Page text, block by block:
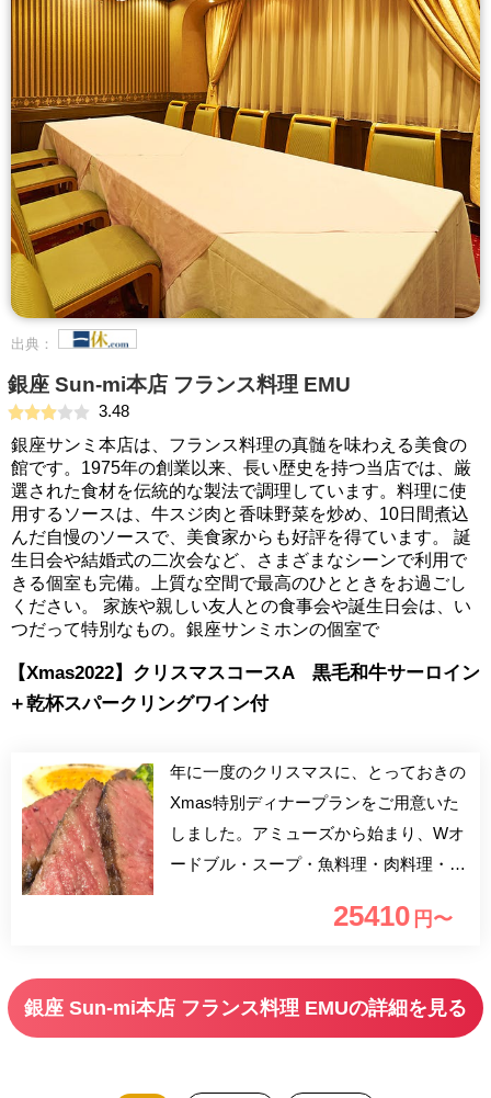
出典：
銀座 Sun‐mi本店 フランス料理 EMU
3.48
銀座サンミ本店は、フランス料理の真髄を味わえる美食の
館です。1975年の創業以来、長い歴史を持つ当店では、厳
選された食材を伝統的な製法で調理しています。料理に使
用するソースは、牛スジ肉と香味野菜を炒め、10日間煮込
んだ自慢のソースで、美食家からも好評を得ています。 誕
生日会や結婚式の二次会など、さまざまなシーンで利用で
きる個室も完備。上質な空間で最高のひとときをお過ごし
ください。 家族や親しい友人との食事会や誕生日会は、い
つだって特別なもの。銀座サンミホンの個室で
【Xmas2022】クリスマスコースA 黒毛和牛サーロイン
＋乾杯スパークリングワイン付
年に一度のクリスマスに、とっておきの
Xmas特別ディナープランをご用意いた
しました。アミューズから始まり、Wオ
ードブル・スープ・魚料理・肉料理・プ
ルデザート付となります。素敵なひとと
25410 円〜
銀座 Sun‐mi本店 フランス料理 EMUの詳細を見る